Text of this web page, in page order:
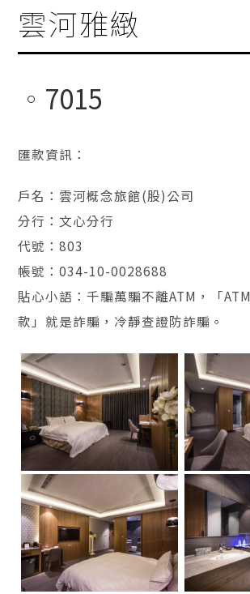
雲河雅緻
7015
匯款資訊：
戶名：雲河概念旅館(股)公司
分行：文心分行
代號：803
帳號：034-10-0028688
貼心小語：千騙萬騙不離ATM，「
款」就是詐騙，冷靜查證防詐騙。